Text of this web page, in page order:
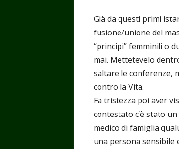
Già da questi primi
fusione/unione del
“principi” femminili o
mai. Mettetevelo
saltare le conferenze,
contro la Vita.
Fa tristezza poi aver
contestato c’è stato
medico di famiglia
una persona sensibile